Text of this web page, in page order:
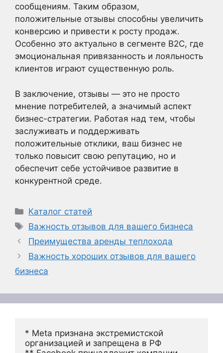
сообщениям. Таким образом,
положительные отзывы способны увеличить
конверсию и привести к росту продаж.
Особенно это актуально в сегменте B2C, где
эмоциональная привязанность и лояльность
клиентов играют существенную роль.
В заключение, отзывы — это не просто
мнение потребителей, а значимый аспект
бизнес-стратегии. Работая над тем, чтобы
заслуживать и поддерживать
положительные отклики, ваш бизнес не
только повысит свою репутацию, но и
обеспечит себе устойчивое развитие в
конкурентной среде.
Рубрики
Каталог статей
Метки
Важность отзывов для вашего бизнеса
Преимущества аренды теплохода
Важность хороших отзывов для вашего
бизнеса
* Meta признана экстремистской
организацией и запрещена в РФ